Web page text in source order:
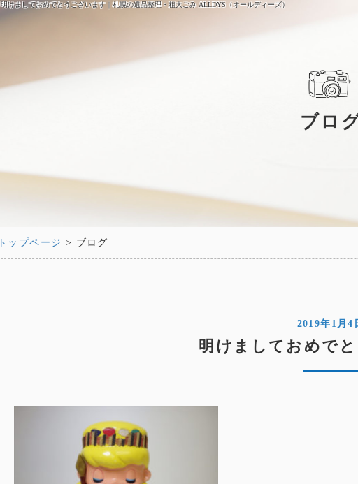
明けましておめでとうございます｜札幌の遺品整理・粗大ごみ ALLDYS（オールディーズ）
ブロ
トップページ > ブログ
2019年1月4
明けましておめで